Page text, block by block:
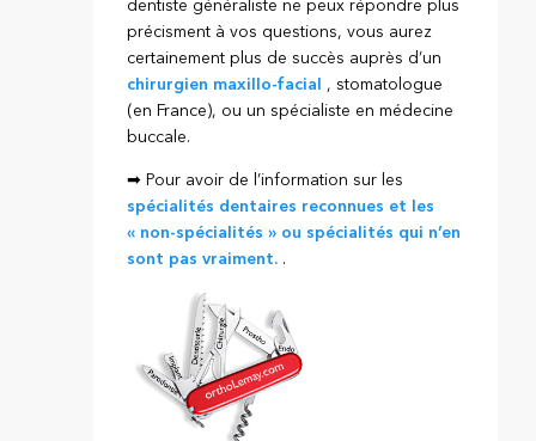
dentiste généraliste ne peux répondre plus
précisment à vos questions, vous aurez
certainement plus de succès auprès d’un
chirurgien maxillo-facial
, stomatologue
(en France), ou un spécialiste en médecine
buccale.
➡ Pour avoir de l’information sur les
spécialités dentaires reconnues et les
« non-spécialités » ou spécialités qui n’en
sont pas vraiment. .